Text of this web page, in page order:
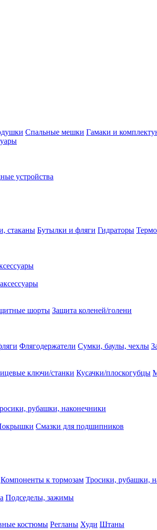
Спальные мешки Гамаки и
устройства
стаканы Бутылки и фляги Гидраторы
шорты Защита коленей/голени
Флягодержатели Сумки, баулы, чехлы
ключи/станки Кусачки/плоскогубцы
рубашки, наконечники
Смазки для подшипников
Компоненты к тормозам Тросики, рубашки,
Подседелы, зажимы
костюмы Регланы Худи Штаны